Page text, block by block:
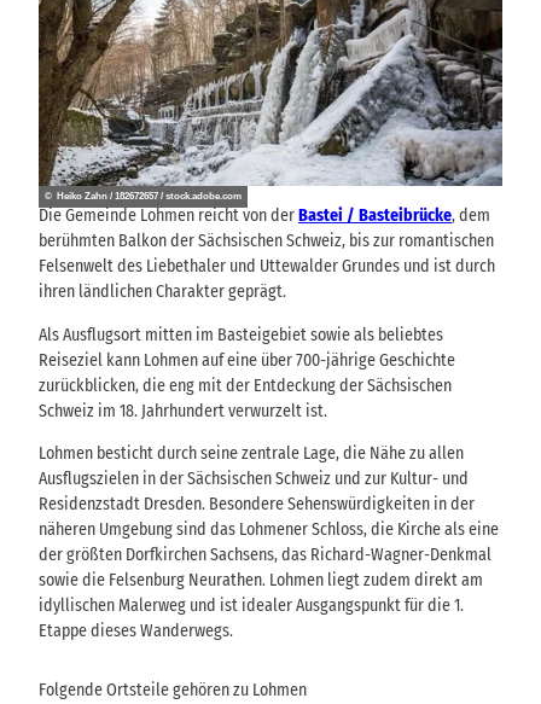
© Heiko Zahn / 182672657 / stock.adobe.com
Die Gemeinde Lohmen reicht von derBastei / Basteibrücke, dem
berühmten Balkon der Sächsischen Schweiz, bis zur romantischen
Felsenwelt des Liebethaler und Uttewalder Grundes und ist durch
ihren ländlichen Charakter geprägt.
Als Ausflugsort mitten im Basteigebiet sowie als beliebtes
Reiseziel kann Lohmen auf eine über 700-jährige Geschichte
zurückblicken, die eng mit der Entdeckung der Sächsischen
Schweiz im 18. Jahrhundert verwurzelt ist.
Lohmen besticht durch seine zentrale Lage, die Nähe zu allen
Ausflugszielen in der Sächsischen Schweiz und zur Kultur- und
Residenzstadt Dresden. Besondere Sehenswürdigkeiten in der
näheren Umgebung sind das Lohmener Schloss, die Kirche als eine
der größten Dorfkirchen Sachsens, das Richard-Wagner-Denkmal
sowie die Felsenburg Neurathen. Lohmen liegt zudem direkt am
idyllischen Malerweg und ist idealer Ausgangspunkt für die 1.
Etappe dieses Wanderwegs.
Folgende Ortsteile gehören zu Lohmen